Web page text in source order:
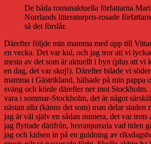
De båda romanaktuella författarna
Norrlands litteraturpris-rosade
så det förslår.
Därefter följde min mamma med upp till
en vecka. Det var kul, och jag tror att vi
mesta av det som är aktuellt i byn (plus att
en dag, det var skoj!). Därefter bilade vi
mamma i Gästrikland, hälsade på min pappa
sväng och körde därefter ner mot
vara i sommar-Stockholm, det är något
nästan alla (känns det som) man delar staden
jag är väl själv en sådan numera, det var trots
jag flyttade därifrån, herranjumala vad tiden
jag och kidsen in på en guidning av